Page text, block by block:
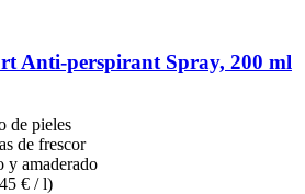
Anti-​perspirant Spray, 200 ml
de pieles
de frescor
y amaderado
€ / l)